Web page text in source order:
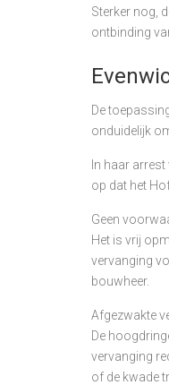
Sterker nog,
ontbinding
De
onduidelijk
In haar
op dat het
Geen
Het is vrij
vervanging
bouwheer.
Afgezwakte
De
vervanging
of de kwade